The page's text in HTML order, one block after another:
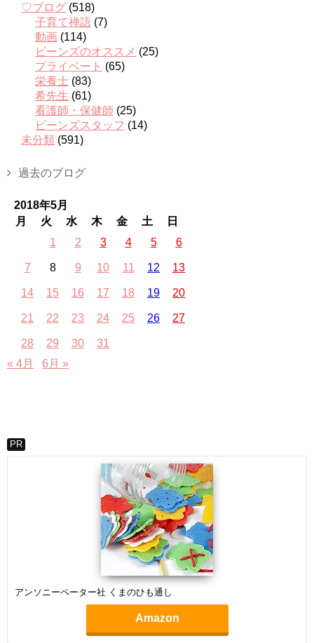
♡ブログ (518)
子育て禅語 (7)
動画 (114)
ビーンズのオススメ (25)
プライベート (65)
栄養士 (83)
希先生 (61)
看護師・保健師 (25)
ビーンズスタッフ (14)
未分類 (591)
過去のブログ
2018年5月
月
火 水 木 金 土
日
1
2 3 4 5 6
7 8 9 10 11 12 13
14 15 16 17 18 19 20
21 22 23 24 25 26 27
28 29 30
31
« 4月
6月 »
PR
アンソニーペーター社 くまのひも通し
Amazon